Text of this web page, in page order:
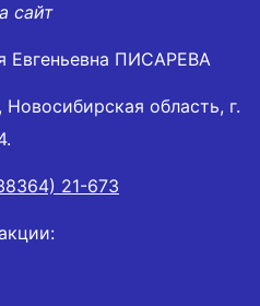
сайт
Евгеньевна ПИСАРЕВА
область, г.
21-673